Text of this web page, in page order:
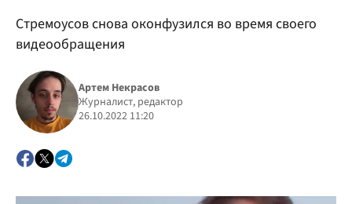
Политика
Стремоусов снова оконфузился во время своего
видеообращения
Артем Некрасов
Журналист, редактор
26.10.2022 11:20